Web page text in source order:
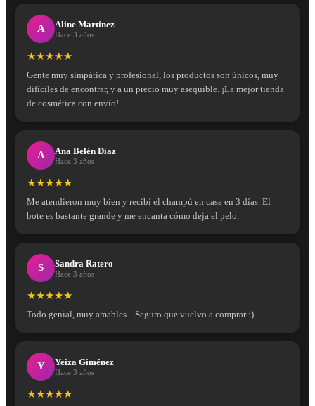
A Aline Martínez
Hace 3 años
★★★★★
Gente muy simpática y profesional, los productos son únicos, muy
difíciles de encontrar, y a un precio muy asequible. ¡La mejor tienda
de cosmética con envío!
A Ana Belén Díaz
Hace 3 años
★★★★★
Me atendieron muy bien y recibí el champú en casa en 3 días. El
bote es bastante grande y me encanta cómo deja el pelo.
S Sandra Ratero
Hace 3 años
★★★★★
Todo genial, muy amables... Seguro que vuelvo a comprar :)
Y Yeiza Giménez
Hace 3 años
★★★★★